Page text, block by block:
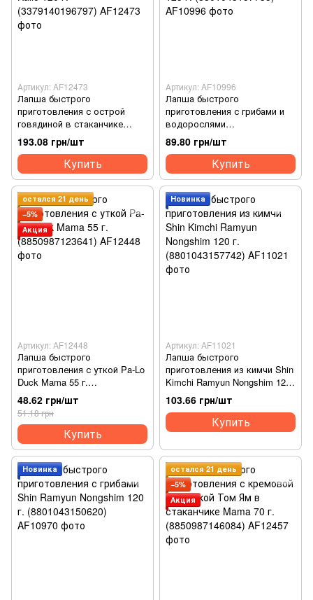
Артикул: AF12473
Лапша быстрого
приготовления с острой
говядиной в стаканчике
Spicy Beef Flavour Big Bowl
Kailo 120 г. (3379140196797)
193.08 грн/шт
Купить
Артикул: AF10996
Лапша быстрого
приготовления с грибами и
водорослями
AnSungTangMyun Nongshim
125 г. (8801043157735)
89.80 грн/шт
Купить
остался 21 день
−5%
Акция
Артикул: AF12448
Лапша быстрого
приготовления с уткой Pa-Lo
Duck Mama 55 г.
(8850987123641)
48.62 грн/шт
51.18 грн
Купить
Новинка
Артикул: AF11021
Лапша быстрого
приготовления из кимчи Shin
Kimchi Ramyun Nongshim 120
г. (8801043157742)
103.66 грн/шт
Купить
Новинка
остался 21 день
−5%
Акция